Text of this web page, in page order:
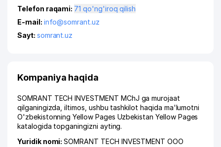
Telefon raqami:
71 qo'ng'iroq qilish
E-mail: info@somrant.uz
Sayt: somrant.uz
Kompaniya haqida
SOMRANT TECH INVESTMENT MChJ ga murojaat
qilganingizda, iltimos, ushbu tashkilot haqida ma'lumotni
O'zbekistonning Yellow Pages Uzbekistan Yellow Pages
katalogida topganingizni ayting.
Yuridik nomi:SOMRANT TECH INVESTMENT ООО